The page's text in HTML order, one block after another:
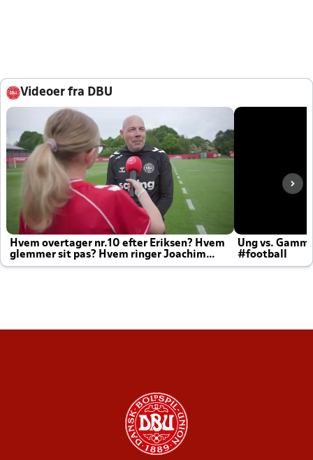
Videoer fra DBU
Hvem overtager nr.10 efter Eriksen? Hvem
glemmer sit pas? Hvem ringer Joachim
altid til efter kampe?
Ung vs.
#football